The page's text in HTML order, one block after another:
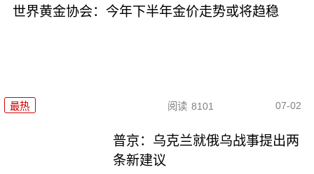
世界黄金协会：今年下半年金价走势或将趋稳
最热 阅读 8101 07-02
普京：乌克兰就俄乌战事提出两
条新建议